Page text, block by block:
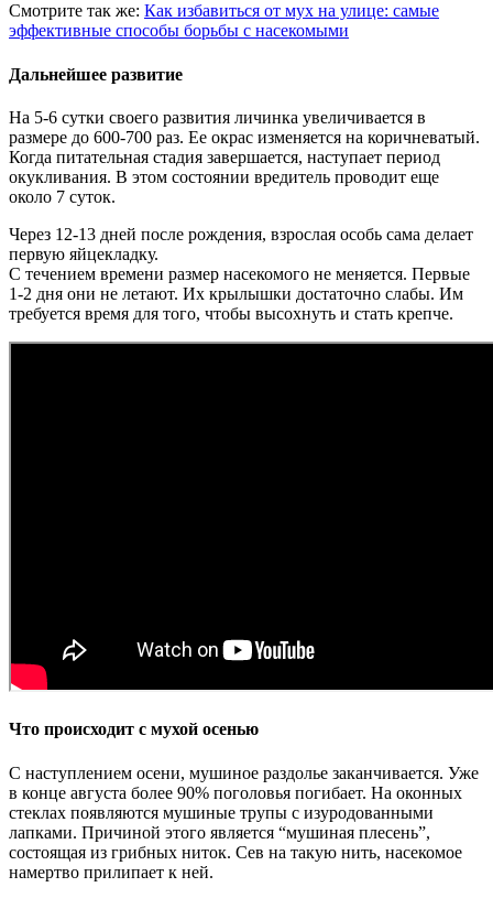
Смотрите так же: Как избавиться от мух на улице: самые
эффективные способы борьбы с насекомыми
Дальнейшее развитие
На 5-6 сутки своего развития личинка увеличивается в
размере до 600-700 раз. Ее окрас изменяется на коричневатый.
Когда питательная стадия завершается, наступает период
окукливания. В этом состоянии вредитель проводит еще
около 7 суток.
Через 12-13 дней после рождения, взрослая особь сама делает
первую яйцекладку.
С течением времени размер насекомого не меняется. Первые
1-2 дня они не летают. Их крылышки достаточно слабы. Им
требуется время для того, чтобы высохнуть и стать крепче.
Что происходит с мухой осенью
С наступлением осени, мушиное раздолье заканчивается. Уже
в конце августа более 90% поголовья погибает. На оконных
стеклах появляются мушиные трупы с изуродованными
лапками. Причиной этого является “мушиная плесень”,
состоящая из грибных ниток. Сев на такую нить, насекомое
намертво прилипает к ней.